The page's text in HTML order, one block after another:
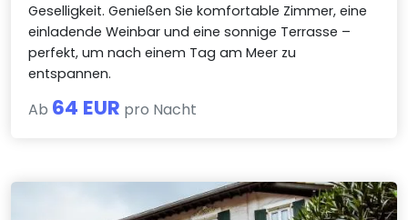
Geselligkeit. Genießen Sie komfortable Zimmer, eine
einladende Weinbar und eine sonnige Terrasse –
perfekt, um nach einem Tag am Meer zu
entspannen.
Ab 64 EUR pro Nacht